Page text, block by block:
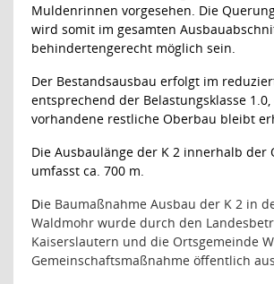
Muldenrinnen vorgesehen. Die
wird somit im gesamten
behindertengerecht möglich sein.
Der Bestandsausbau erfolgt im
entsprechend der Belastungsklasse
vorhandene restliche Oberbau bleibt
Die Ausbaulänge der K 2 innerhalb der
umfasst ca. 700 m.
Die Baumaßnahme Ausbau der K 2 in
Waldmohr wurde durch den
Kaiserslautern und die Ortsgemeinde
Gemeinschaftsmaßnahme öffentlich